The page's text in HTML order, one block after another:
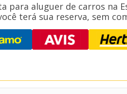
para aluguer de carros na
terá sua reserva, sem